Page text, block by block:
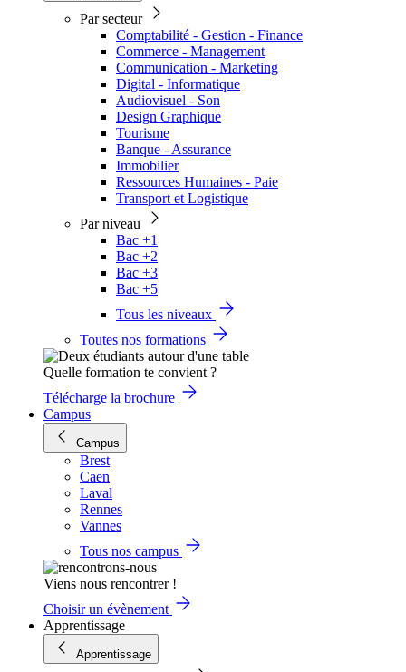
Par secteur
Comptabilité - Gestion - Finance
Commerce - Management
Communication - Marketing
Digital - Informatique
Audiovisuel - Son
Design Graphique
Tourisme
Banque - Assurance
Immobilier
Ressources Humaines - Paie
Transport et Logistique
Par niveau
Bac +1
Bac +2
Bac +3
Bac +5
Tous les niveaux
Toutes nos formations
Quelle formation te convient ?
Télécharge la brochure
Campus
Campus
Brest
Caen
Laval
Rennes
Vannes
Tous nos campus
Viens nous rencontrer !
Choisir un évènement
Apprentissage
Apprentissage